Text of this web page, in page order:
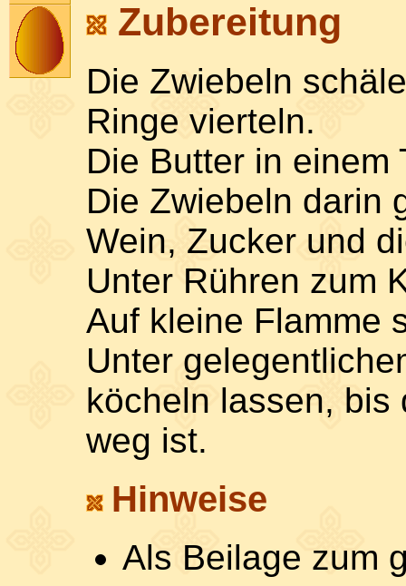
Zubereitung
Die Zwiebeln
Ringe vierteln.
Die Butter in einem
Die Zwiebeln darin
Wein, Zucker und
Unter Rühren zum
Auf kleine Flamme
Unter
köcheln lassen, bis
weg ist.
Hinweise
Als Beilage zum